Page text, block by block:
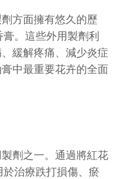
方面擁有悠久的歷
。這些外用製劑利
緩解疼痛、減少炎症
中最重要花卉的全面
劑之一。通過將紅花
治療跌打損傷、瘀